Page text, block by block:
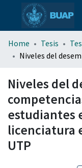
Home Tesis
Niveles del
estudiantes
licenciatura
UTP